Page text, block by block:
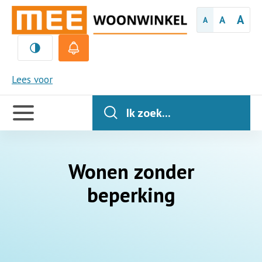
A A A
Lees voor
Woonaanbod
Logeren
Behandellocaties
MEE
Handige
links
Ik zoek...
Wonen zonder
beperking